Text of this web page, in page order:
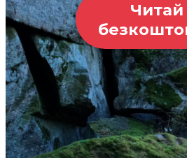
Читай